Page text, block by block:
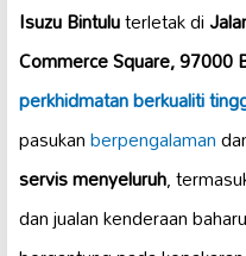
Isuzu Bintuluterletak di
Commerce Square, 97000
perkhidmatan berkualiti
pasukanberpengalaman
servis menyeluruh,
dan jualan kenderaan